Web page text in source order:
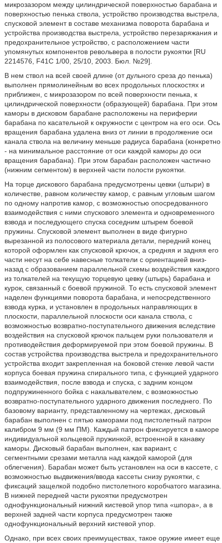
микрозазором между цилиндрической поверхностью барабана и
поверхностью пенька ствола, устройство производства выстрела,
спусковой элемент в составе механизма поворота барабана и
устройства производства выстрела, устройство перезаряжания и
предохранительное устройство, с расположением части
упомянутых компонентов револьвера в полости рукоятки [RU
2214576, F41C 1/00, 25/10, 2003. Бюл. №29].
В нем ствол на всей своей длине (от дульного среза до пенька)
выполнен прямолинейным во всех продольных плоскостях и
приближен, с микрозазором по всей поверхности пенька, к
цилиндрической поверхности (образующей) барабана. При этом
каморы в дисковом барабане расположены на периферии
барабана по касательной к окружности с центром на его оси. Ось
вращения барабана удалена вниз от линии в продолжение оси
канала ствола на величину меньше радиуса барабана (конкретно
- на минимальное расстояние от оси каждой каморы до оси
вращения барабана). При этом барабан расположен частично
(нижним сегментом) в верхней части полости рукоятки.
На торце дискового барабана предусмотрены цевки (штыри) в
количестве, равном количеству камор, с равным угловым шагом
по одному напротив камор, с возможностью опосредованного
взаимодействия с ними спускового элемента и одновременного
взвода и последующего спуска соседним штырем боевой
пружины. Спусковой элемент выполнен в виде фигурно
вырезанной из полосового материала детали, передний конец
которой оформлен как спусковой крючок, а средняя и задняя его
части несут на себе навесные толкатели с ориентацией вниз-
назад с образованием параллельной схемы воздействия каждого
из толкателей на текущую торцевую цевку (штырь) барабана и
курок, связанный с боевой пружиной. То есть спусковой элемент
наделен функциями поворота барабана, и непосредственного
взвода курка, и установлен в продольных направляющих в
плоскости, параллельной плоскости оси канала ствола, с
возможностью возвратно-поступательного движения вследствие
воздействия на спусковой крючок пальцем руки пользователя и
противодействия деформируемой при этом боевой пружины. В
состав устройства производства выстрела и предохранительного
устройства входит закрепленная на боковой стенке левой части
корпуса боевая пружина спирального типа, с функцией ударного
взаимодействия, после взвода и спуска, с задним концом
подпружиненного бойка с накалывателем, с возможностью
возвратно-поступательного ударного движения последнего. По
базовому варианту, представленному на чертежах, дисковый
барабан выполнен с пятью каморами под пистолетный патрон
калибром 9 мм (9 мм ПМ). Каждый патрон фиксируется в каморе
индивидуальной кольцевой пружинкой, встроенной в канавку
каморы. Дисковый барабан выполнен, как вариант, с
сегментными срезами металла над каждой каморой (для
облегчения). Барабан может быть установлен на оси в кассете, с
возможностью выдвижения/ввода кассеты снизу рукоятки, с
фиксаций защелкой подобно пистолетного коробчатого магазина.
В нижней передней части рукоятки предусмотрен
однофункциональный нижний кистевой упор типа «шпора», а в
верхней задней части корпуса предусмотрен также
однофункциональный верхний кистевой упор.
Однако, при всех своих преимуществах, такое оружие имеет еще